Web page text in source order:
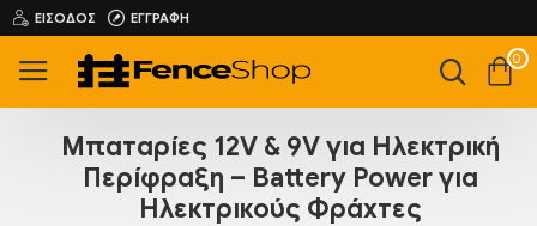
ΕΊΣΟΔΟΣ ΕΓΓΡΑΦΉ
0
Μπαταρίες 12V & 9V για Ηλεκτρική
Περίφραξη – Battery Power για
Ηλεκτρικούς Φράχτες